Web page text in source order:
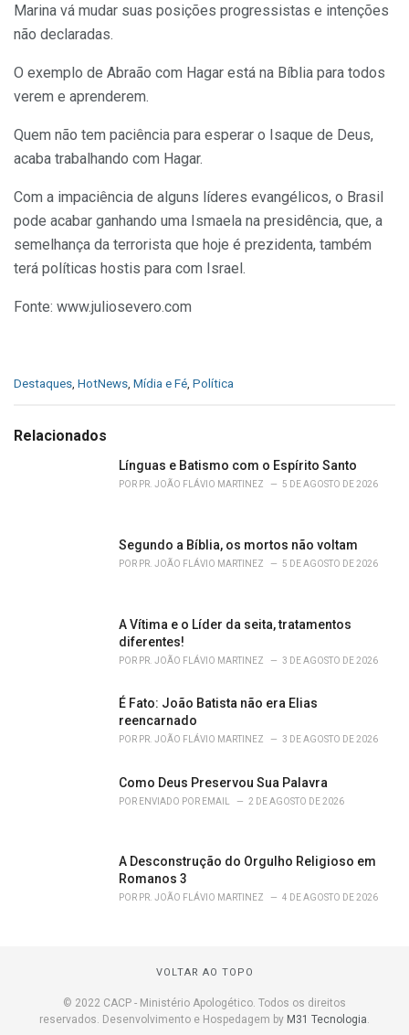
Marina vá mudar suas posições progressistas e intenções
não declaradas.
O exemplo de Abraão com Hagar está na Bíblia para todos
verem e aprenderem.
Quem não tem paciência para esperar o Isaque de Deus,
acaba trabalhando com Hagar.
Com a impaciência de alguns líderes evangélicos, o Brasil
pode acabar ganhando uma Ismaela na presidência, que, a
semelhança da terrorista que hoje é prezidenta, também
terá políticas hostis para com Israel.
Fonte: www.juliosevero.com
C
e
Destaques HotNews Mídia e Fé Política
Relacionados
Línguas e Batismo com o Espírito Santo
POR PR. JOÃO FLÁVIO MARTINEZ 5 DE AGOSTO DE 2026
Segundo a Bíblia, os mortos não voltam
POR PR. JOÃO FLÁVIO MARTINEZ 5 DE AGOSTO DE 2026
A Vítima e o Líder da seita, tratamentos
diferentes!
POR PR. JOÃO FLÁVIO MARTINEZ 3 DE AGOSTO DE 2026
É Fato: João Batista não era Elias
reencarnado
POR PR. JOÃO FLÁVIO MARTINEZ 3 DE AGOSTO DE 2026
Como Deus Preservou Sua Palavra
POR ENVIADO POR EMAIL 2 DE AGOSTO DE 2026
A Desconstrução do Orgulho Religioso em
Romanos 3
POR PR. JOÃO FLÁVIO MARTINEZ 4 DE AGOSTO DE 2026
VOLTAR AO TOPO
© 2022 CACP - Ministério Apologético. Todos os direitos
reservados. Desenvolvimento e Hospedagem by M31 Tecnologia.